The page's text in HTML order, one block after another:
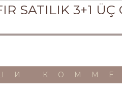
SATILIK 3+1